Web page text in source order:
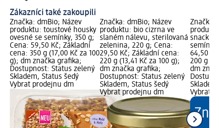
Zákazníci také zakoupili
Značka: dmBio; Název
produktu: toustové housky
ovesné se semínky, 350 g;
Cena: 59,50 Kč; Základní
cena: 350 g (17,00 Kč za 100
g); dm značka grafika;
Dostupnost: Status zelený
Skladem, Status šedý
Vybrat prodejnu dm
Značka: dmBio; Název
produktu: bio cizrna ve
slaném nálevu, sterilovaná
zelenina, 220 g; Cena:
29,50 Kč; Základní cena:
220 g (13,41 Kč za 100 g);
dm značka grafika;
Dostupnost: Status zelený
Skladem, Status šedý
Vybrat prodejnu dm
Značka:
snack
64,50
200 g
dm
Vybrat